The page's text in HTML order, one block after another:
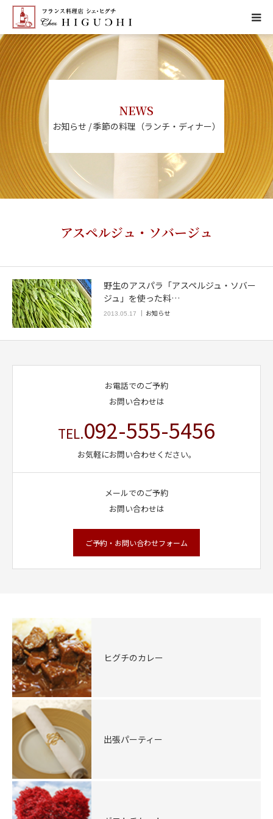
NEWS
お知らせ / 季節の料理（ランチ・ディナー）
アスペルジュ・ソバージュ
野生のアスパラ「アスペルジュ・ソバー
ジュ」を使った料…
2013.05.17 お知らせ
お電話でのご予約
お問い合わせは
TEL.092-555-5456
お気軽にお問い合わせください。
メールでのご予約
お問い合わせは
ご予約・お問い合わせフォーム
ヒグチのカレー
出張パーティー
HOME
CONCEPT
MENU
ACCESS
NEWS
CALENDAR